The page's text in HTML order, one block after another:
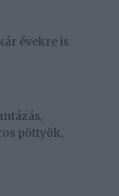
évekre is
pöttyök,